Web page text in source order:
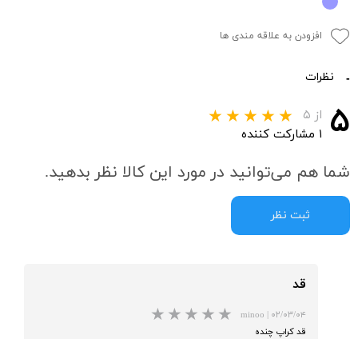
افزودن به علاقه مندی ها
نظرات
۵ از ۵
۱ مشارکت کننده
شما هم می‌توانید در مورد این کالا نظر بدهید.
ثبت نظر
قد
minoo | ۰۲/۰۳/۰۴
قد کراپ چنده